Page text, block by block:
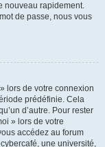
nouveau rapidement.
de passe, nous vous
lors de votre connexion
prédéfinie. Cela
d’autre. Pour rester
» lors de votre
accédez au forum
une université,